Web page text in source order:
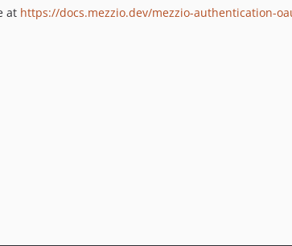
at https://docs.mezzio.dev/mezzio-authentication-